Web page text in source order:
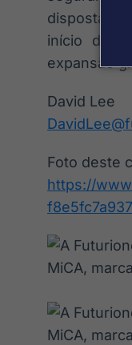
dispostas
início
expansão
David Lee
Foto deste
https://